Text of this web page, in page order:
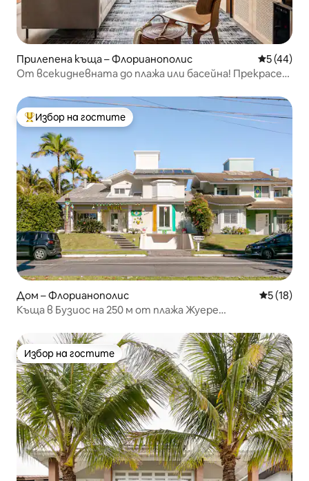
Прилепена къща – Флорианополис Средна
5 (44)
От всекидневната до плажа или басейна! Прекрасен
Най-популярен избор на гостите
Избор на гостите
Дом – Флорианополис Средна
5 (18)
Къща в Бузиос на 250 м от плажа Жуере
Избор на гостите
Избор на гостите